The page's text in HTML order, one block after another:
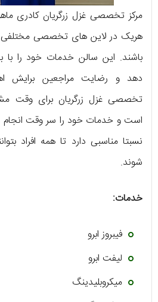
مرکز تخصصی غزل زرگریان کادری
هریک در لاین های تخصصی مختلفی
باشند. این سالن خدمات خود را با
دهد و رضایت مراجعین برایش
تخصصی غزل زرگریان برای وقت
است و خدمات خود را سر وقت انجام
نسبتا مناسبی دارد تا همه افراد
شوند.
خدمات:
فیبروز ابرو
لیفت ابرو
میکروبلیدینگ